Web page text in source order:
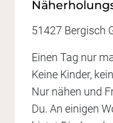
51427 Bergisch
Einen Tag nur
Keine Kinder,
Nur nähen und
Du. An einigen